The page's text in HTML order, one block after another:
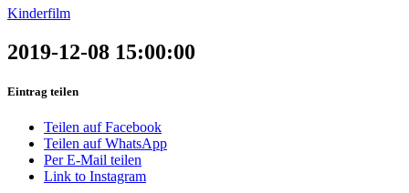
Kinderfilm
2019-12-08 15:00:00
Eintrag teilen
Teilen auf Facebook
Teilen auf WhatsApp
Per E-Mail teilen
Link to Instagram